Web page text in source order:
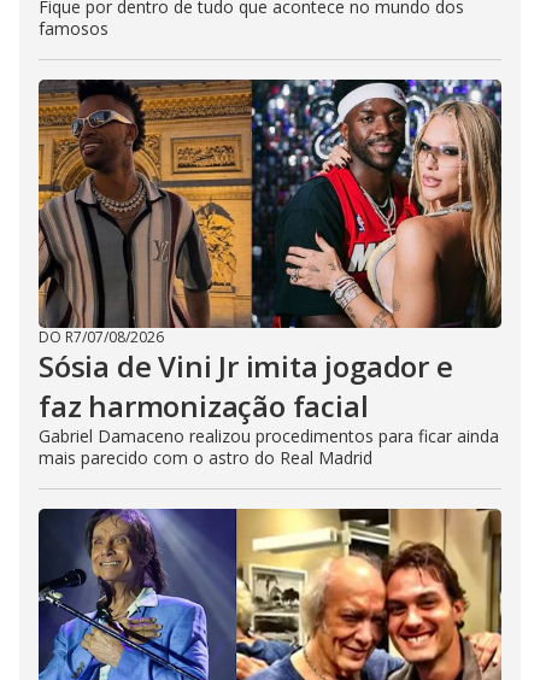
Fique por dentro de tudo que acontece no mundo dos
famosos
DO R7/07/08/2026
Sósia de Vini Jr imita jogador e
faz harmonização facial
Gabriel Damaceno realizou procedimentos para ficar ainda
mais parecido com o astro do Real Madrid